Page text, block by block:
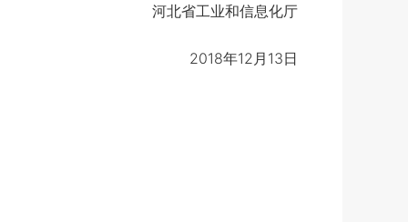
河北省工业和信息化厅
2018年12月13日